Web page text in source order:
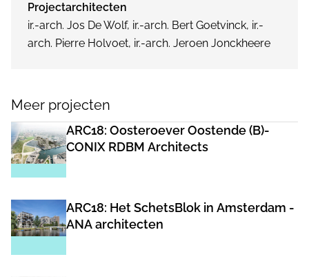
Projectarchitecten
ir.-arch. Jos De Wolf, ir.-arch. Bert Goetvinck, ir.-
arch. Pierre Holvoet, ir.-arch. Jeroen Jonckheere
Meer projecten
ARC18: Oosteroever Oostende (B)-
CONIX RDBM Architects
ARC18: Het SchetsBlok in Amsterdam -
ANA architecten